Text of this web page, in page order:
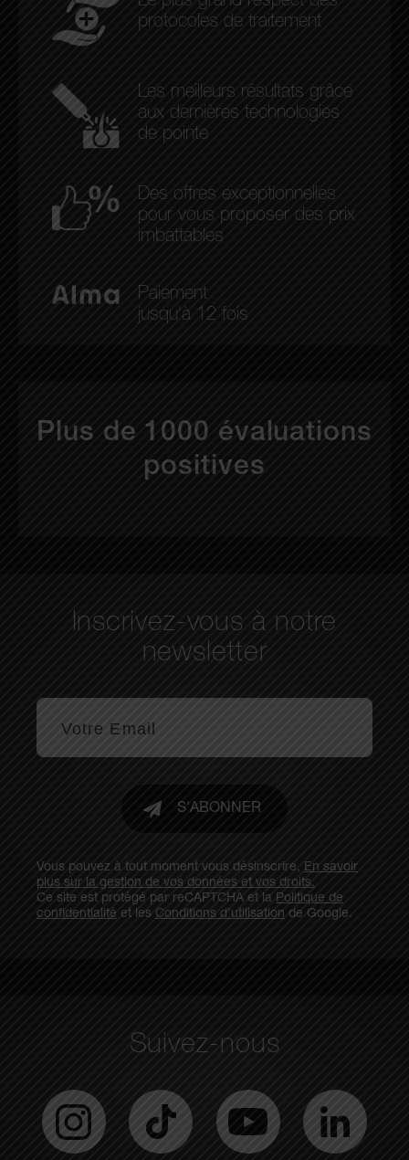
protocoles de traitement
Les meilleurs résultats grâce
aux dernières technologies
de pointe
Des offres exceptionnelles
pour vous proposer des prix
imbattables
Paiement
jusqu'à 12 fois
Plus de 1000 évaluations
positives
Inscrivez-vous à notre
newsletter
S'ABONNER
Vous pouvez à tout moment vous désinscrire, En savoir
plus sur la gestion de vos données et vos droits.
Ce site est protégé par reCAPTCHA et la Politique de
confidentialité et les Conditions d'utilisation de Google.
Suivez-nous